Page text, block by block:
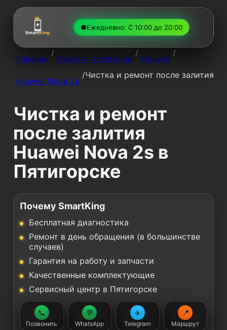
●Ежедневно: С 10:00 до 20:00
Главная
/
Ремонт телефонов
/
Huawei
/
Huawei Nova 2s
/Чистка и ремонт после залития
Чистка и ремонт
после залития
Huawei Nova 2s в
Пятигорске
Почему SmartKing
Бесплатная диагностика
Ремонт в день обращения (в большинстве
случаев)
Гарантия на работу и запчасти
Качественные комплектующие
Сервисный центр в Пятигорске
📞
Позвонить
💬
WhatsApp
✈️
Telegram
📍
Маршрут